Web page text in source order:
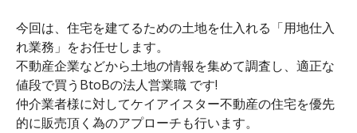
今回は、住宅を建てるための土地を仕入れる「用地仕入
れ業務」をお任せします。
不動産企業などから土地の情報を集めて調査し、適正な
値段で買うBtoBの法人営業職 です!
仲介業者様に対してケイアイスター不動産の住宅を優先
的に販売頂く為のアプローチも行います。